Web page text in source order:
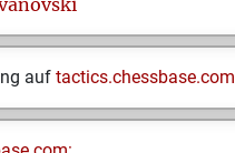
auf tactics.chessbase.com